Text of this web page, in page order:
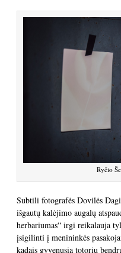
Ryčio
Subtili fotografės Dovilės
išgautų kalėjimo augalų
herbariumas“ irgi reikalauja
įsigilinti į menininkės
kadais gyvenusią totorių